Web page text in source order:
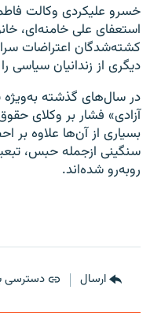
خسرو علیکردی وکالت
استعفای علی خامنه‌ای،
دیگری از زندانیان سیاسی
در سال‌های گذشته
آزادی» فشار بر وکلای
بسیاری از آن‌ها علاوه بر
سنگینی ازجمله حبس،
روبه‌رو شده‌اند.
ارسال دسترسی